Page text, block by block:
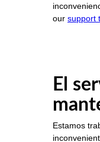
our support
El
Estamos